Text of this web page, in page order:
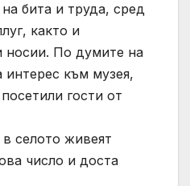
бита и труда, сред
както и
носии. По думите на
интерес към музея,
гости от
селото живеят
число и доста